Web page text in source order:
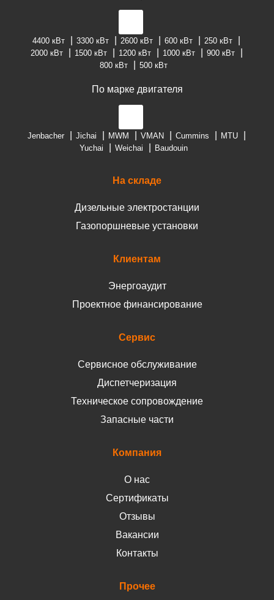
4400 кВт 3300 кВт 2600 кВт 600 кВт
250 кВт
2000 кВт
1500 кВт 1200 кВт 1000 кВт
900 кВт
800 кВт
500 кВт
По марке двигателя
Jenbacher Jichai MWM VMAN Cummins
MTU
Yuchai
Weichai Baudouin
На складе
Дизельные электростанции
Газопоршневые установки
Клиентам
Энергоаудит
Проектное финансирование
Сервис
Сервисное обслуживание
Диспетчеризация
Техническое сопровождение
Запасные части
Компания
О нас
Сертификаты
Отзывы
Вакансии
Контакты
Прочее